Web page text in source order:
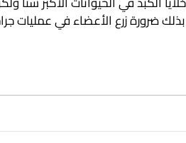
ضرورة زرع الأعضاء في عمليات